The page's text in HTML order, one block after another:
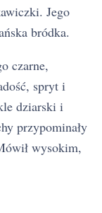
Jego
bródka.
czarne,
spryt i
dziarski i
przypominały
wysokim,